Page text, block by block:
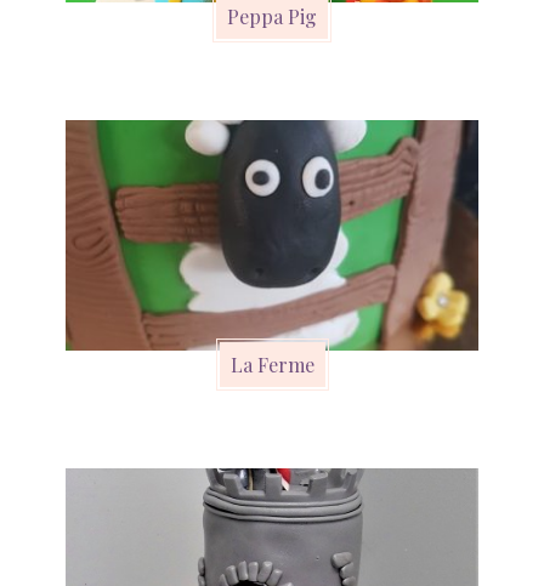
Peppa Pig
La Ferme